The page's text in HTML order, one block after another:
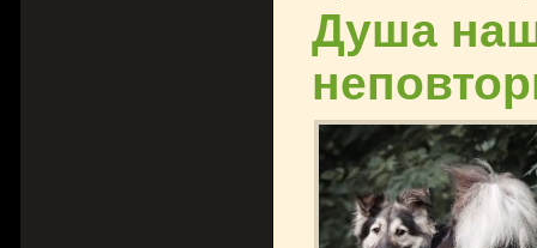
Душа